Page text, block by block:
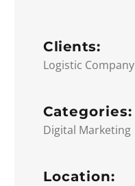
Clients:
Logistic Company
Categories:
Digital Marketing
Location: